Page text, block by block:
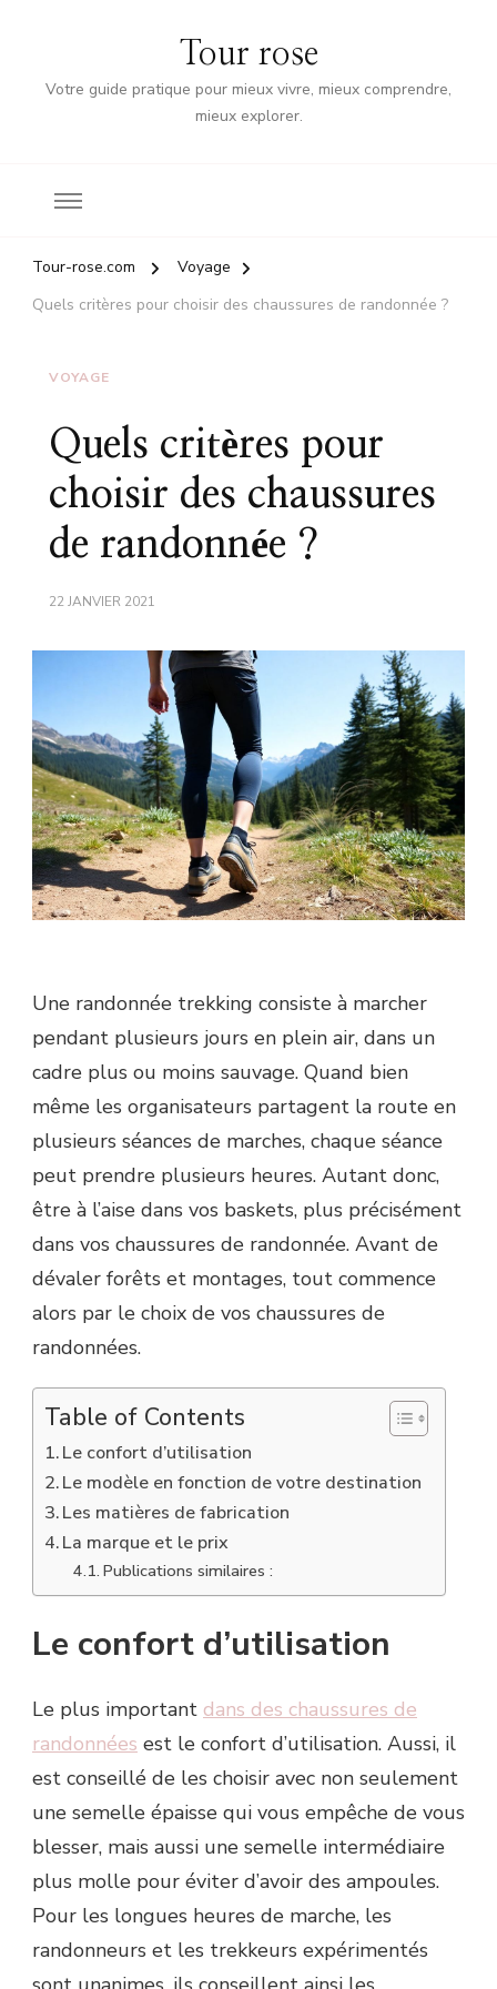
Tour rose
Votre guide pratique pour mieux vivre, mieux comprendre,
mieux explorer.
Tour-rose.com
Voyage
Quels critères pour choisir des chaussures de randonnée ?
VOYAGE
Quels critères pour
choisir des chaussures
de randonnée ?
22 JANVIER 2021
Une randonnée trekking consiste à marcher
pendant plusieurs jours en plein air, dans un
cadre plus ou moins sauvage. Quand bien
même les organisateurs partagent la route en
plusieurs séances de marches, chaque séance
peut prendre plusieurs heures. Autant donc,
être à l’aise dans vos baskets, plus précisément
dans vos chaussures de randonnée. Avant de
dévaler forêts et montages, tout commence
alors par le choix de vos chaussures de
randonnées.
Table of Contents
Le confort d’utilisation
Le modèle en fonction de votre destination
Les matières de fabrication
La marque et le prix
Publications similaires :
Le confort d’utilisation
Le plus important dans des chaussures de
randonnées est le confort d’utilisation. Aussi, il
est conseillé de les choisir avec non seulement
une semelle épaisse qui vous empêche de vous
blesser, mais aussi une semelle intermédiaire
plus molle pour éviter d’avoir des ampoules.
Pour les longues heures de marche, les
randonneurs et les trekkeurs expérimentés